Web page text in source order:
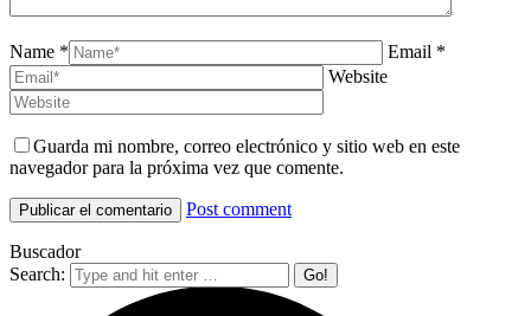
Name *
Email *
Website
Guarda mi nombre, correo electrónico y sitio web en este
navegador para la próxima vez que comente.
Post comment
Buscador
Search: